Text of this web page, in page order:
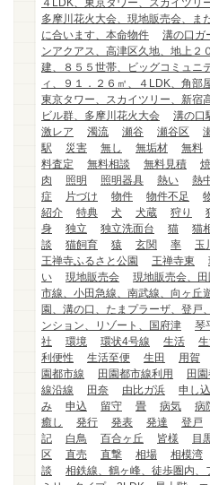
４LDK、東京タワー、スカイツリー
多摩川花火大会、現地販売会、ま
に合います、本命物件
溝の口ガ
ンアクアス、高津区久地、地上２
建、８５５世帯、ビッグコミュニ
ィ、９１．２６㎡、４LDK、角部屋
東京タワー、スカイツリー、新宿
ビル群、多摩川花火大会
溝の口
激レア
濁流 瀬谷 瀬谷区
駅
災害 無し 無垢材 無料
料査定
無料相談 無料見積
焼
肉
照明 照明器具 熱い
熱
症
片づけ 物件 物件不足
紹介
特典 犬 犬蔵 狩り
身
独立 独立洗面台 猫
猫
談
猫飼育 猿 玄関 率
玉
王禅寺ふるさと公園
王禅寺東
い
現地販売会
現地販売会、
市線、小田急線、南武線、向ヶ丘
園、溝の口、たまプラーザ、登戸
ンション、リゾート、国府津
琴
社
環境 環状4号線 生活
利便性
生活至便 生田 用賀
園都市線
田園都市線利用
田
線沿線
田奈 由比ガ浜
申し込
み
申込 留守 畳 病気
病
癒し
発行 発表 発達 登戸
記
白鳥 百合ヶ丘 皆様
目
区
直売 直撃 相場 相模湾
談
相鉄線、鶴ヶ峰、徒歩圏内、